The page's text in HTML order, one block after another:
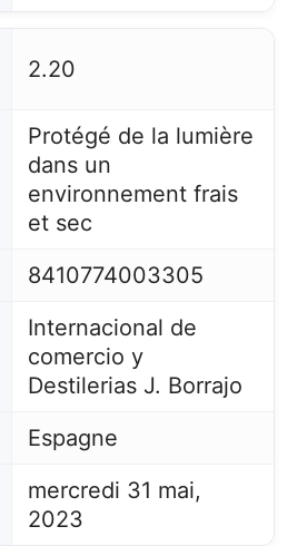
2.20
Protégé de la lumière
dans un
environnement frais
et sec
8410774003305
Internacional de
comercio y
Destilerias J. Borrajo
Espagne
mercredi 31 mai,
2023